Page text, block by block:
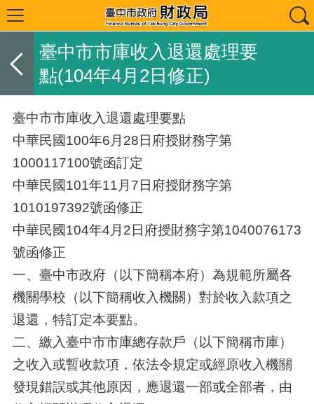
臺中市市庫收入退還處理要
點(104年4月2日修正)
臺中市市庫收入退還處理要點
中華民國100年6月28日府授財務字第
1000117100號函訂定
中華民國101年11月7日府授財務字第
1010197392號函修正
中華民國104年4月2日府授財務字第1040076173
號函修正
一、臺中市政府（以下簡稱本府）為規範所屬各
機關學校（以下簡稱收入機關）對於收入款項之
退還，特訂定本要點。
二、繳入臺中市市庫總存款戶（以下簡稱市庫）
之收入或暫收款項，依法令規定或經原收入機關
發現錯誤或其他原因，應退還一部或全部者，由